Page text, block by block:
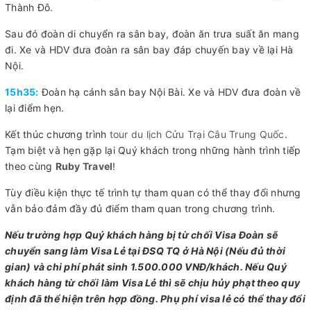
Thành Đô.
Sau đó đoàn di chuyển ra sân bay, đoàn ăn trưa suất ăn mang
đi. Xe và HDV đưa đoàn ra sân bay đáp chuyến bay về lại Hà
Nội.
15h35: Đoàn hạ cánh sân bay Nội Bài. Xe và HDV đưa đoàn về
lại điểm hẹn.
Kết thúc chương trình tour du lịch Cửu Trại Câu Trung Quốc.
Tạm biệt và hẹn gặp lại Quý khách trong những hành trình tiếp
theo cùng Ruby Travel!
Tùy điều kiện thực tế trình tự tham quan có thể thay đổi nhưng
vẫn bảo đảm đầy đủ điểm tham quan trong chương trình.
Nếu trường hợp Quý khách hàng bị từ chối Visa Đoàn sẽ
chuyển sang làm Visa Lẻ tại ĐSQ TQ ở Hà Nội (Nếu đủ thời
gian) và chi phí phát sinh 1.500.000 VNĐ/khách. Nếu Quý
khách hàng từ chối làm Visa Lẻ thì sẽ chịu hủy phạt theo quy
định đã thể hiện trên hợp đồng. Phụ phí visa lẻ có thể thay đổi